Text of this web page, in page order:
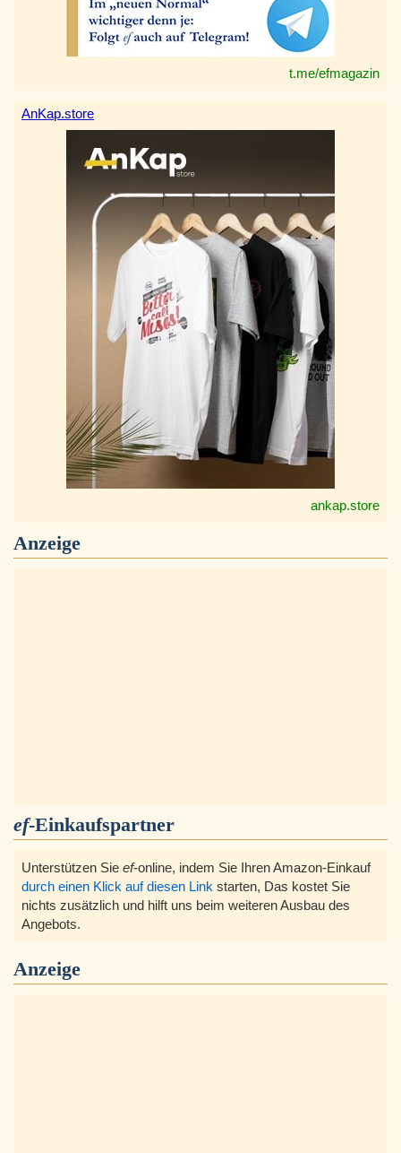
t.me/efmagazin
AnKap.store
ankap.store
Anzeige
ef-Einkaufspartner
Unterstützen Sie ef-online, indem Sie Ihren Amazon-Einkauf
durch einen Klick auf diesen Link starten, Das kostet Sie
nichts zusätzlich und hilft uns beim weiteren Ausbau des
Angebots.
Anzeige